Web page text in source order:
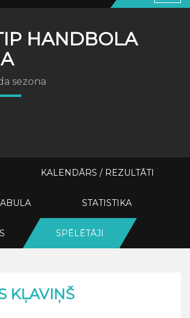
HANDBOLA
sezona
KALENDĀRS / REZULTĀTI
STATISTIKA
SPĒLĒTĀJI
KĻAVIŅŠ